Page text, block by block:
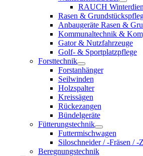
RAUCH
Rasen &
Anbaugeräte Rasen &
Kommunaltechnik &
Gator & Nutzfahrzeuge
Golf- & Sportplatzpflege
Forsttechnik
Forstanhänger
Seilwinden
Holzspalter
Kreissägen
Rückezangen
Bündelgeräte
Fütterungstechnik
Futtermischwagen
Siloschneider / -Fräsen / -
Beregnungstechnik